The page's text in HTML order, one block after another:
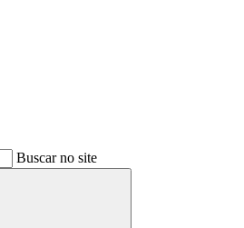
Buscar no site